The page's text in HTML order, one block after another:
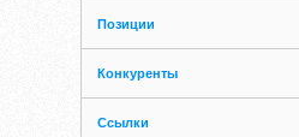
Позиции
Конкуренты
Ссылки